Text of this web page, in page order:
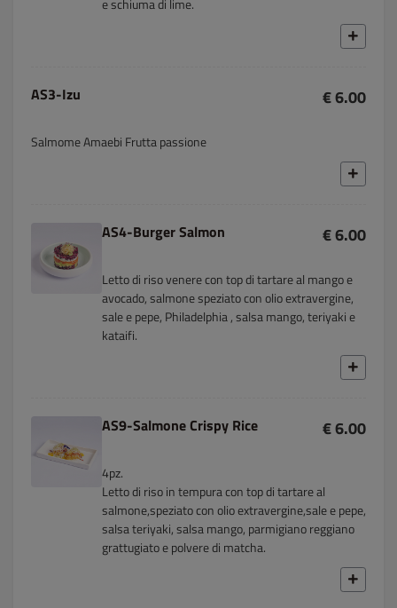
e schiuma di lime.
AS3-Izu € 6.00
Salmome Amaebi Frutta passione
AS4-Burger Salmon € 6.00
Letto di riso venere con top di tartare al mango e
avocado, salmone speziato con olio extravergine,
sale e pepe, Philadelphia , salsa mango, teriyaki e
kataifi.
AS9-Salmone Crispy Rice € 6.00
4pz.
Letto di riso in tempura con top di tartare al
salmone,speziato con olio extravergine,sale e pepe,
salsa teriyaki, salsa mango, parmigiano reggiano
grattugiato e polvere di matcha.